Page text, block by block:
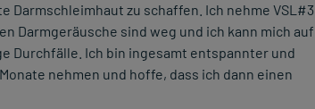
Darmschleimhaut zu schaffen. Ich nehme VSL#3
Darmgeräusche sind weg und ich kann mich auf
Durchfälle. Ich bin ingesamt entspannter und
nehmen und hoffe, dass ich dann einen